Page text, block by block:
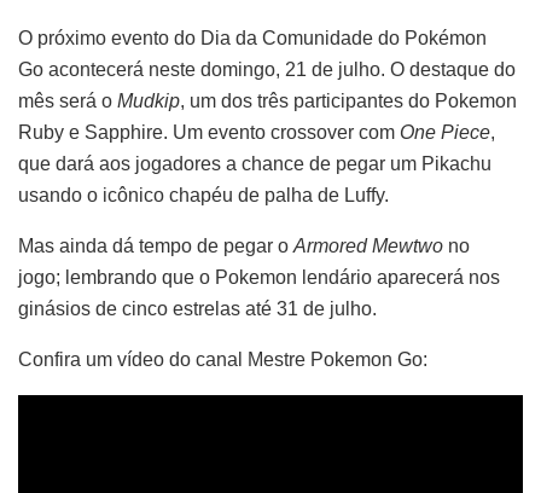
O próximo evento do Dia da Comunidade do Pokémon
Go acontecerá neste domingo, 21 de julho. O destaque do
mês será o Mudkip, um dos três participantes do Pokemon
Ruby e Sapphire. Um evento crossover com One Piece,
que dará aos jogadores a chance de pegar um Pikachu
usando o icônico chapéu de palha de Luffy.
Mas ainda dá tempo de pegar o Armored Mewtwo no
jogo; lembrando que o Pokemon lendário aparecerá nos
ginásios de cinco estrelas até 31 de julho.
Confira um vídeo do canal Mestre Pokemon Go: